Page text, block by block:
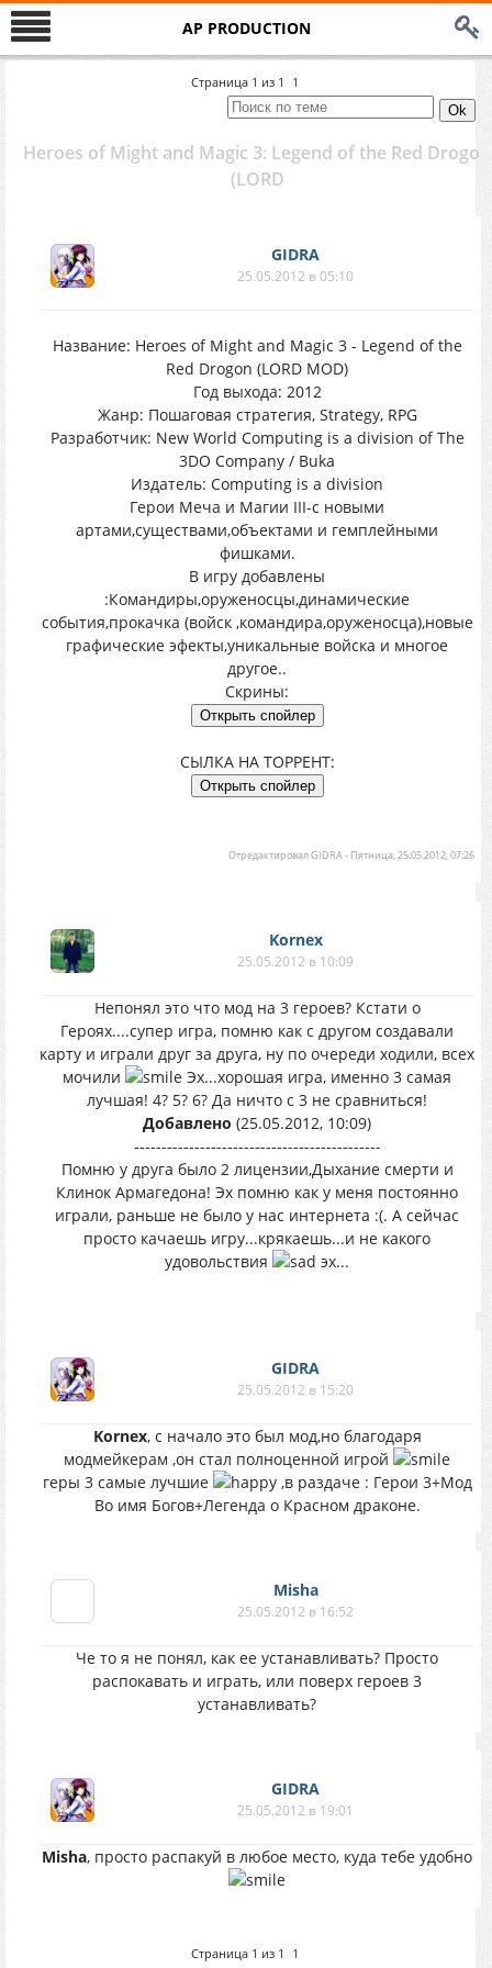
AP PRODUCTION
Страница 1 из 1 1
Heroes of Might and Magic 3: Legend of the Red Drogon
(LORD
GIDRA
25.05.2012 в 05:10
Название: Heroes of Might and Magic 3 - Legend of the
Red Drogon (LORD MOD)
Год выхода: 2012
Жанр: Пошаговая стратегия, Strategy, RPG
Разработчик: New World Computing is a division of The
3DO Company / Buka
Издатель: Computing is a division
Герои Меча и Магии III-с новыми
артами,существами,объектами и гемплейными
фишками.
В игру добавлены
:Командиры,оруженосцы,динамические
события,прокачка (войск ,командира,оруженосца),новые
графические эфекты,уникальные войска и многое
другое..
Скрины:
СЫЛКА НА ТОРРЕНТ:
ОтредактировалGIDRA- Пятница, 25.05.2012, 07:26
Kornex
25.05.2012 в 10:09
Непонял это что мод на 3 героев? Кстати о
Героях....супер игра, помню как с другом создавали
карту и играли друг за друга, ну по очереди ходили, всех
мочили
Эх...хорошая игра, именно 3 самая
лучшая! 4? 5? 6? Да ничто с 3 не сравниться!
Добавлено (25.05.2012, 10:09)
---------------------------------------------
Помню у друга было 2 лицензии,Дыхание смерти и
Клинок Армагедона! Эх помню как у меня постоянно
играли, раньше не было у нас интернета :(. А сейчас
просто качаешь игру...крякаешь...и не какого
удовольствия
эх...
GIDRA
25.05.2012 в 15:20
Kornex, с начало это был мод,но благодаря
модмейкерам ,он стал полноценной игрой
геры 3 самые лучшие
,в раздаче : Герои 3+Мод
Во имя Богов+Легенда о Красном драконе.
Misha
25.05.2012 в 16:52
Че то я не понял, как ее устанавливать? Просто
распокавать и играть, или поверх героев 3
устанавливать?
GIDRA
25.05.2012 в 19:01
Misha, просто распакуй в любое место, куда тебе удобно
Страница 1 из 1 1